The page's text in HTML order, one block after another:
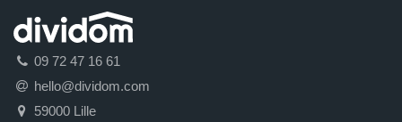
09 72 47 16 61
hello@dividom.com
59000 Lille